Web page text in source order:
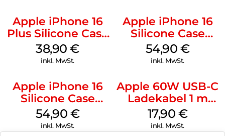
Apple iPhone 16
Plus Silicone Case
MagSafe Denim
38,90€
inkl. MwSt.
Apple iPhone 16
Silicone Case
MagSafe Black
54,90 €
inkl. MwSt.
Apple iPhone 16
Silicone Case
MagSafe Lake
Green
54,90 €
inkl. MwSt.
Apple 60W USB-C
Ladekabel 1 m
Weiß
17,90 €
inkl. MwSt.